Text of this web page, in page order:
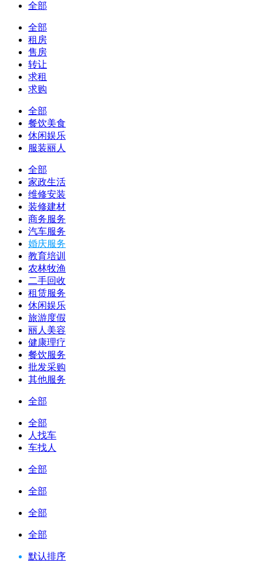
全部
全部
租房
售房
转让
求租
求购
全部
餐饮美食
休闲娱乐
服装丽人
全部
家政生活
维修安装
装修建材
商务服务
汽车服务
婚庆服务
教育培训
农林牧渔
二手回收
租赁服务
休闲娱乐
旅游度假
丽人美容
健康理疗
餐饮服务
批发采购
其他服务
全部
全部
人找车
车找人
全部
全部
全部
全部
默认排序